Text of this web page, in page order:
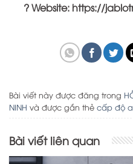
? Website: https://
Bài viết này được đăng trong
NINH và được gắn thẻ cấp độ
Bài viết liên quan